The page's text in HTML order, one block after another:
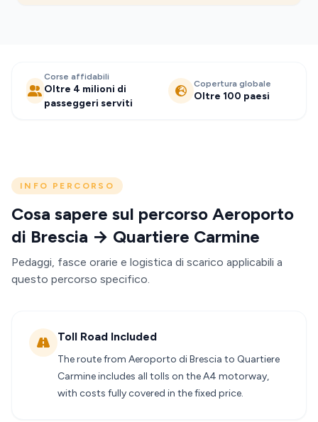
Corse affidabili
Oltre 4 milioni di
passeggeri serviti
Copertura globale
Oltre 100 paesi
INFO PERCORSO
Cosa sapere sul percorso Aeroporto
di Brescia → Quartiere Carmine
Pedaggi, fasce orarie e logistica di scarico applicabili a
questo percorso specifico.
Toll Road Included
The route from Aeroporto di Brescia to Quartiere
Carmine includes all tolls on the A4 motorway,
with costs fully covered in the fixed price.